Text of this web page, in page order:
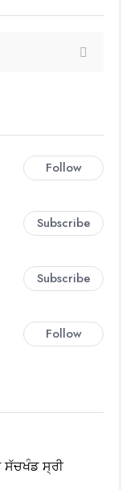
Follow
Subscribe
Subscribe
Follow
ਸੱਚਖੰਡ ਸ੍ਰੀ